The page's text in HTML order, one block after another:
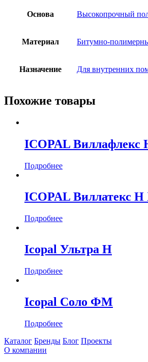
Основа Высокопрочный
Материал Битумно-
Назначение Для внутренних
Похожие товары
ICOPAL
Подробнее
ICOPAL Виллатекс
Подробнее
Icopal Ультра Н
Подробнее
Icopal Соло ФМ
Подробнее
Каталог Бренды Блог Проекты
О компании